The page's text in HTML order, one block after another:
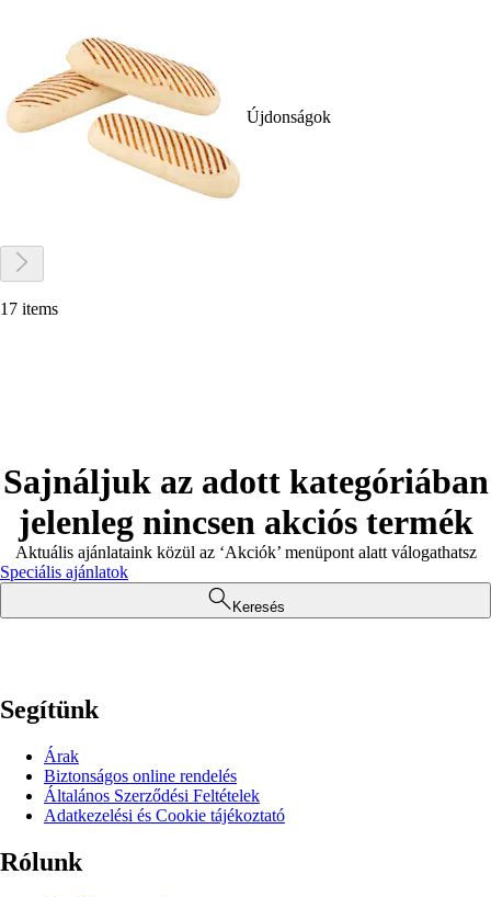
Újdonságok
17 items
Sajnáljuk az adott kategóriában
jelenleg nincsen akciós termék
Aktuális ajánlataink közül az ‘Akciók’ menüpont alatt válogathatsz
Speciális ajánlatok
Keresés
Segítünk
Árak
Biztonságos online rendelés
Általános Szerződési Feltételek
Adatkezelési és Cookie tájékoztató
Rólunk